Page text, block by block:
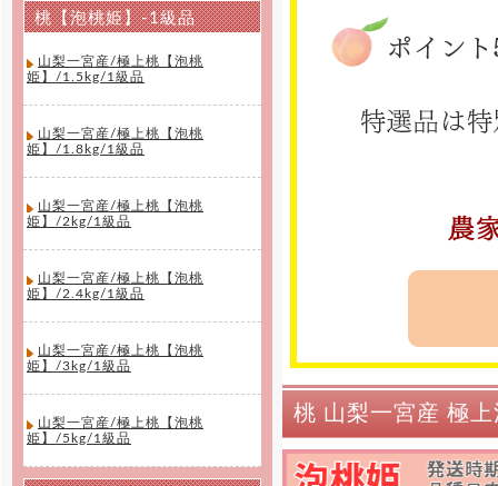
桃 山梨一宮産 極
桃【泡桃姫】-1級品
山梨一宮産/極上桃【泡桃
姫】/1.5kg/1級品
山梨一宮産/極上桃【泡桃
姫】/1.8kg/1級品
山梨一宮産/極上桃【泡桃
姫】/2kg/1級品
山梨一宮産/極上桃【泡桃
姫】/2.4kg/1級品
山梨一宮産/極上桃【泡桃
姫】/3kg/1級品
山梨一宮産/極上桃【泡桃
姫】/5kg/1級品